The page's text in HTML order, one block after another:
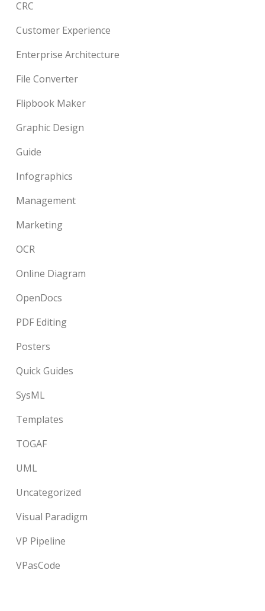
CRC
Customer Experience
Enterprise Architecture
File Converter
Flipbook Maker
Graphic Design
Guide
Infographics
Management
Marketing
OCR
Online Diagram
OpenDocs
PDF Editing
Posters
Quick Guides
SysML
Templates
TOGAF
UML
Uncategorized
Visual Paradigm
VP Pipeline
VPasCode